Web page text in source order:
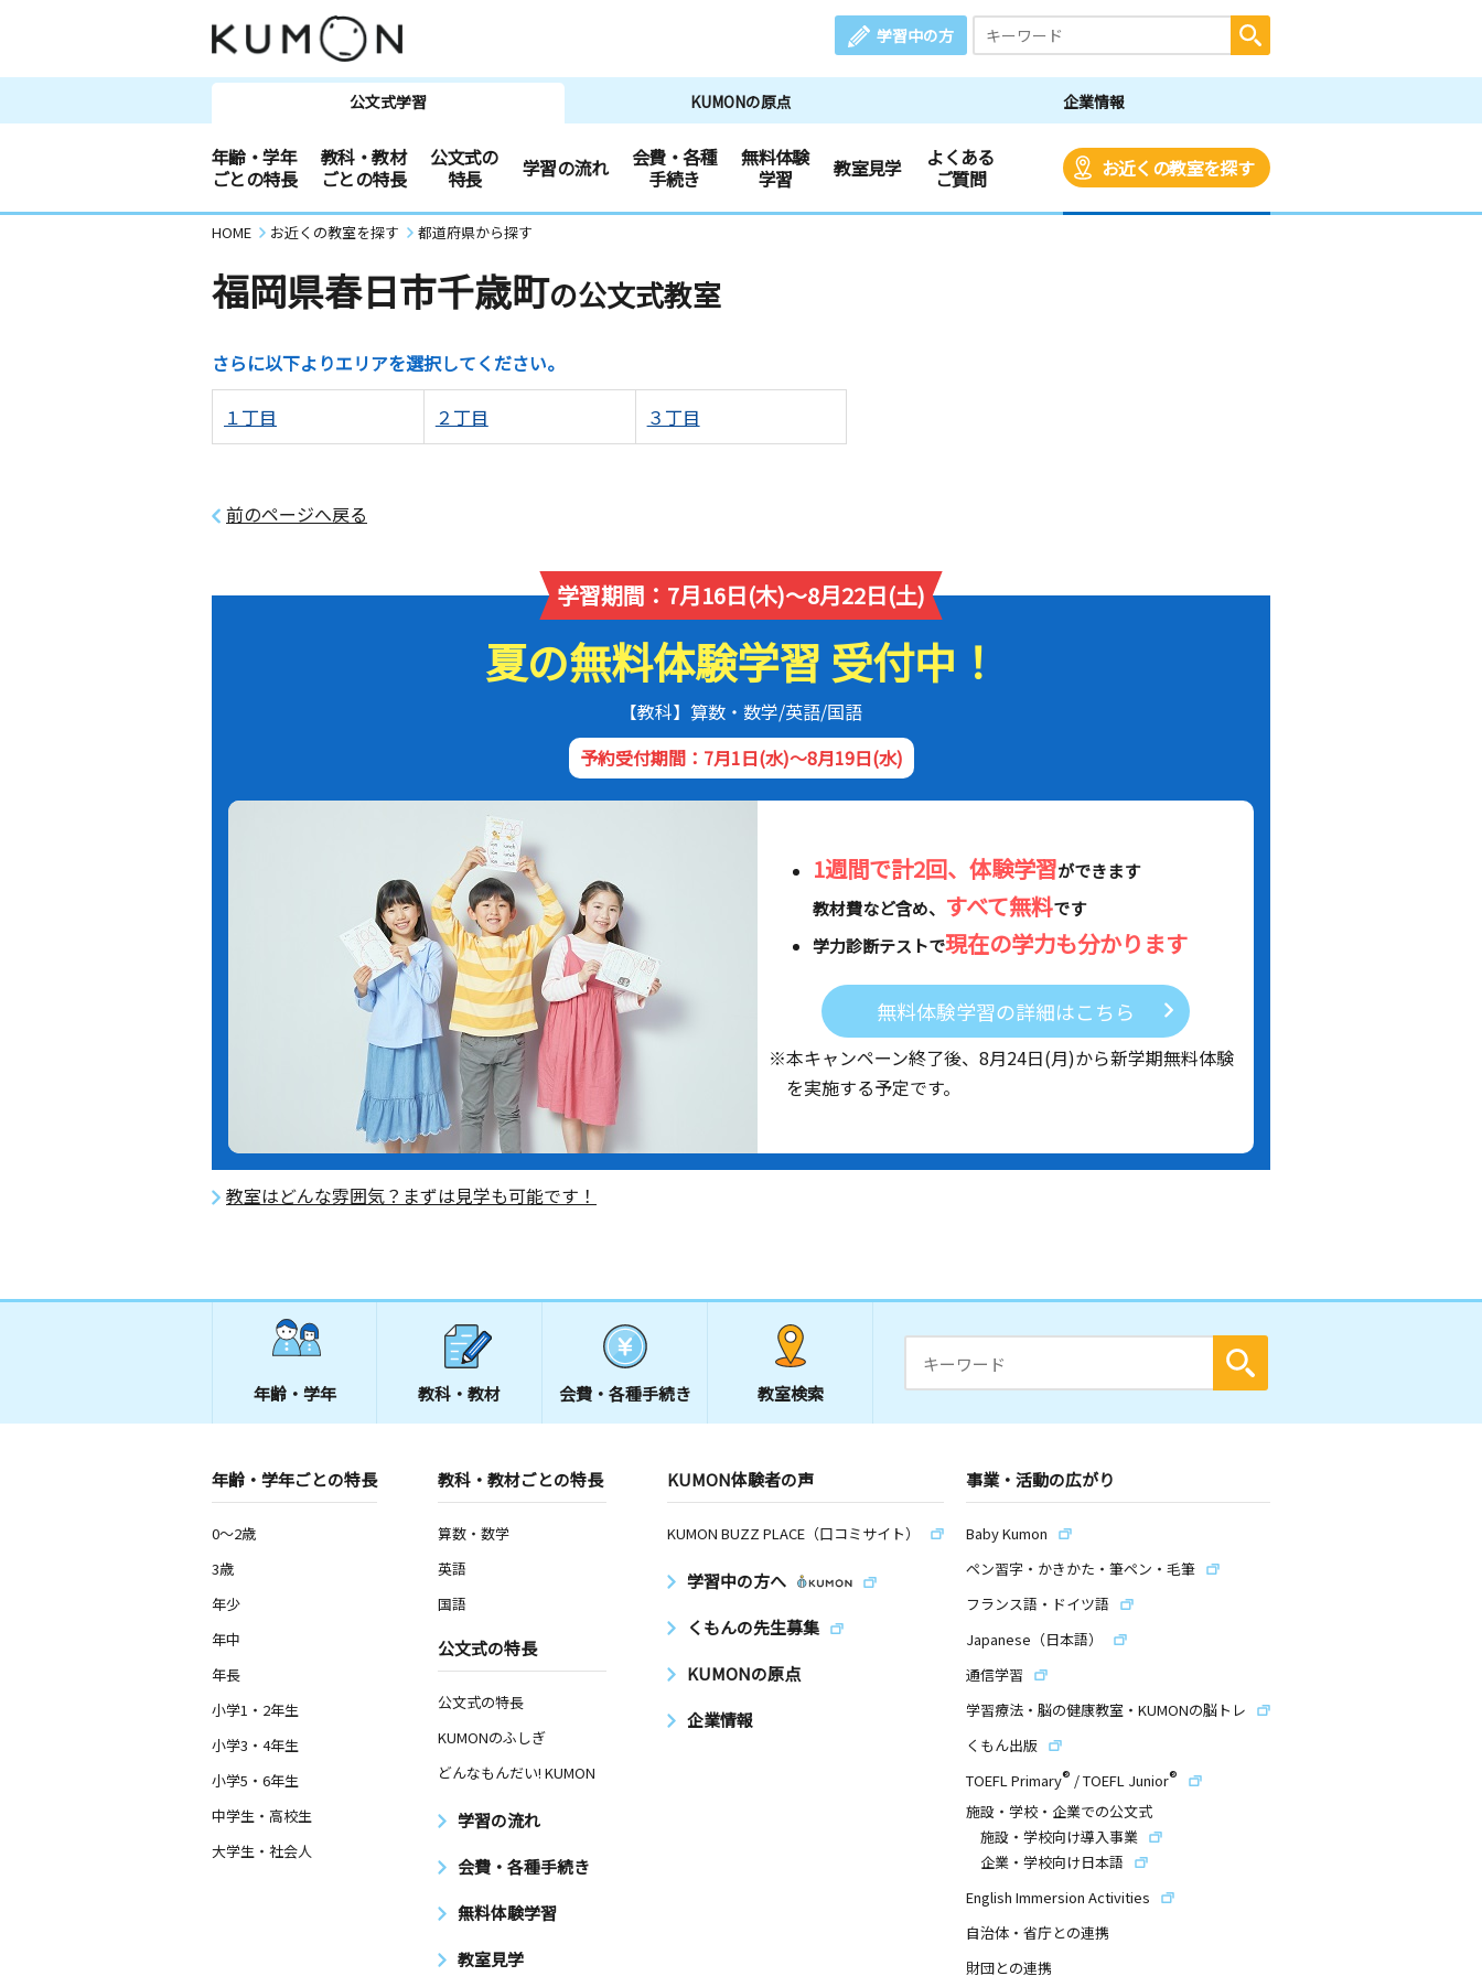
学習中の方
公文式学習 KUMONの原点 企業情報
年齢・学年
ごとの特長
教科・教材
ごとの特長
公文式の
特長
学習の流れ
会費・各種
手続き
無料体験
学習
教室見学
よくある
ご質問
お近くの教室を探す
HOME お近くの教室を探す 都道府県から探す
福岡県春日市千歳町の公文式教室
さらに以下よりエリアを選択してください。
１丁目 ２丁目 ３丁目
前のページへ戻る
学習期間：7月16日(木)～8月22日(土)
夏の無料体験学習 受付中！
【教科】算数・数学/英語/国語
予約受付期間：7月1日(水)～8月19日(水)
1週間で計2回、体験学習ができます
教材費など含め、 すべて無料です
学力診断テストで現在の学力も分かります
無料体験学習の詳細はこちら
※本キャンペーン終了後、 8月24日(月)から新学期無料体験
を実施する予定です。
教室はどんな雰囲気？まずは見学も可能です！
年齢・学年 教科・教材 会費・ 各種手続き 教室検索
年齢・学年ごとの特長
0～2歳
3歳
年少
年中
年長
小学1・2年生
小学3・4年生
小学5・6年生
中学生・高校生
大学生・社会人
教科・教材ごとの特長
算数・数学
英語
国語
公文式の特長
公文式の特長
KUMONのふしぎ
どんなもんだい! KUMON
学習の流れ
会費・各種手続き
無料体験学習
教室見学
KUMON体験者の声
KUMON BUZZ PLACE（口コミサイト）
学習中の方へ
くもんの先生募集
KUMONの原点
企業情報
事業・活動の広がり
Baby Kumon
ペン習字・かきかた・筆ペン・毛筆
フランス語・ドイツ語
Japanese（日本語）
通信学習
学習療法・脳の健康教室・KUMONの脳トレ
くもん出版
TOEFL Primary® /TOEFL Junior®
施設・学校・企業での公文式
施設・学校向け導入事業
企業・学校向け日本語
English Immersion Activities
自治体・省庁との連携
財団との連携